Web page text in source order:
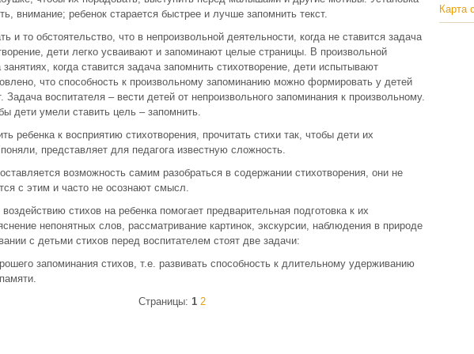
внимание; ребенок старается быстрее и лучше запомнить текст.
и то обстоятельство, что в непроизвольной деятельности, когда не ставится задача
дети легко усваивают и запоминают целые страницы. В произвольной
когда ставится задача запомнить стихотворение, дети испытывают
что способность к произвольному запоминанию можно формировать у детей
Задача воспитателя – вести детей от непроизвольного запоминания к произвольному.
дети умели ставить цель – запомнить.
ребенка к восприятию стихотворения, прочитать стихи так, чтобы дети их
представляет для педагога известную сложность.
возможность самим разобраться в содержании стихотворения, они не
с этим и часто не осознают смысл.
стихов на ребенка помогает предварительная подготовка к их
непонятных слов, рассматривание картинок, экскурсии, наблюдения в природе
с детьми стихов перед воспитателем стоят две задачи:
запоминания стихов, т.е. развивать способность к длительному удерживанию
Страницы: 1 2
Карта